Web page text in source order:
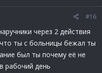
#16
через 2 действия
ты с больницы бежал ты
был ты почему её не
рабочий день